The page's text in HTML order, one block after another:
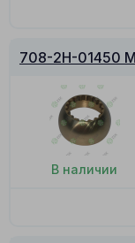
708-2H-01450
В наличии